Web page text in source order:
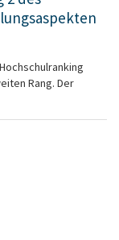
Rang. Der